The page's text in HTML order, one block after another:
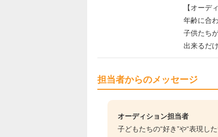
【オーデ
年齢に合
子供たち
出来るだ
担当者からのメッセージ
オーディション担当者
子どもたちの“好き”や“表現し